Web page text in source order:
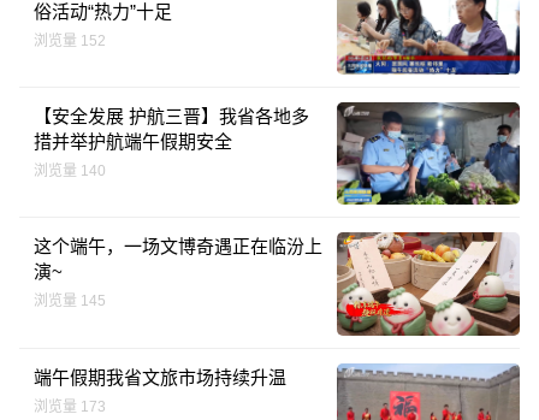
俗活动“热力”十足
浏览量 152
【安全发展 护航三晋】我省各地多
措并举护航端午假期安全
浏览量 140
这个端午，一场文博奇遇正在临汾上
演~
浏览量 145
端午假期我省文旅市场持续升温
浏览量 173